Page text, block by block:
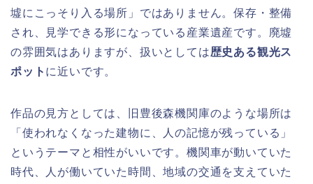
墟にこっそり入る場所」ではありません。保存・整備
され、見学できる形になっている産業遺産です。廃墟
の雰囲気はありますが、扱いとしては歴史ある観光ス
ポット に近いです。
作品の見方としては、旧豊後森機関庫のような場所は
「使われなくなった建物に、人の記憶が残っている」
というテーマと相性がいいです。機関車が動いていた
時代、人が働いていた時間、地域の交通を支えていた